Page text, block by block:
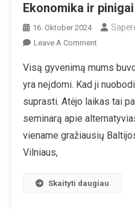
Ekonomika ir
16. Oktober 2024
Leave A CommentOn
Ir
Pinigai
(lt/en)
Visą gyvenimą mums
yra neįdomi. Kad ji
suprasti. Atėjo laikas tai
seminarą apie
viename gražiausių
Vilniaus,
Skaityti daugiau